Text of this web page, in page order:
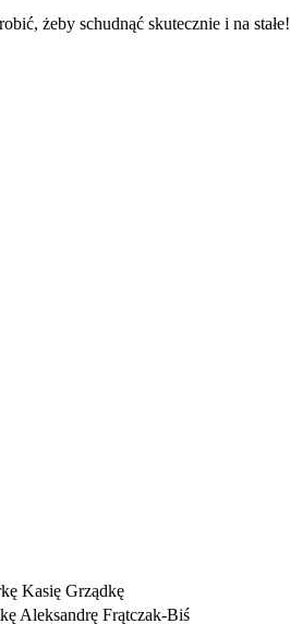
żeby schudnąć skutecznie i na stałe!
Kasię Grządkę
Aleksandrę Frątczak-Biś